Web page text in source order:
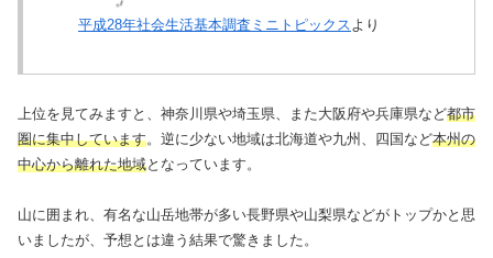
平成28年社会生活基本調査ミニトピックス より
上位を見てみますと、神奈川県や埼玉県、また大阪府や兵庫県など都市
圏に集中しています。逆に少ない地域は北海道や九州、四国など本州の
中心から離れた地域となっています。
山に囲まれ、有名な山岳地帯が多い長野県や山梨県などがトップかと思
いましたが、予想とは違う結果で驚きました。